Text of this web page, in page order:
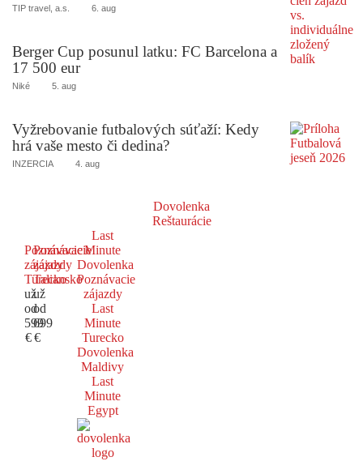
TIP travel, a.s. 6. aug
Berger Cup posunul latku: FC Barcelona a
17 500 eur
Niké 5. aug
Vyžrebovanie futbalových súťaží: Kedy
hrá vaše mesto či dedina?
INZERCIA 4. aug
Dovolenka
Reštaurácie
Poznávacie
zájazdy
Turecko
už
od
599
€
Poznávacie
zájazdy
Taliansko
už
od
699
€
Last
Minute
Dovolenka
Poznávacie
zájazdy
Last
Minute
Turecko
Dovolenka
Maldivy
Last
Minute
Egypt